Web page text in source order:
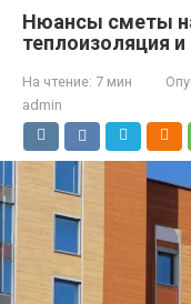
Нюансы сметы
теплоизоляция
На чтение: 7 мин
admin